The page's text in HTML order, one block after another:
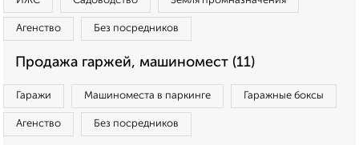
Агенство Без посредников
Продажа гаржей, машиномест (11)
Гаражи Машиноместа в паркинге Гаражные боксы
Агенство Без посредников